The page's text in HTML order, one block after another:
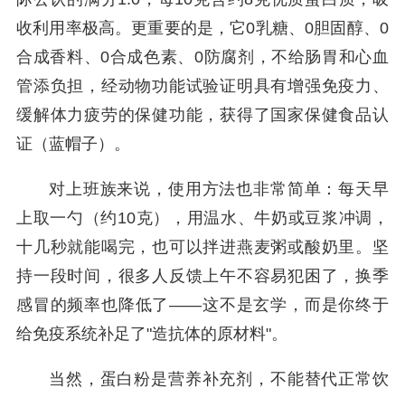
收利用率极高。更重要的是，它0乳糖、0胆固醇、0
合成香料、0合成色素、0防腐剂，不给肠胃和心血
管添负担，经动物功能试验证明具有增强免疫力、
缓解体力疲劳的保健功能，获得了国家保健食品认
证（蓝帽子）。
对上班族来说，使用方法也非常简单：每天早
上取一勺（约10克），用温水、牛奶或豆浆冲调，
十几秒就能喝完，也可以拌进燕麦粥或酸奶里。坚
持一段时间，很多人反馈上午不容易犯困了，换季
感冒的频率也降低了——这不是玄学，而是你终于
给免疫系统补足了"造抗体的原材料"。
当然，蛋白粉是营养补充剂，不能替代正常饮